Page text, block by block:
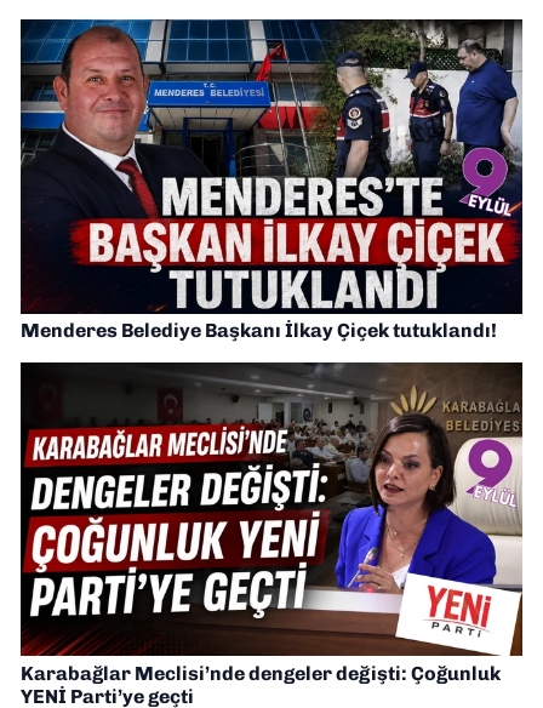
Menderes Belediye Başkanı İlkay Çiçek tutuklandı!
Karabağlar Meclisi’nde dengeler değişti: Çoğunluk
YENİ Parti’ye geçti